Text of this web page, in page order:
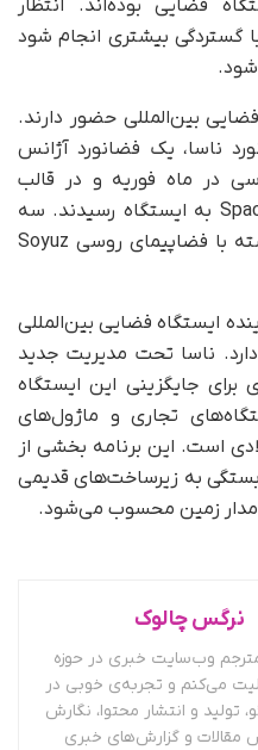
فضایی بوده‌اند. انتظار
گستردگی بیشتری انجام شود
ایستگاه فضایی بین‌المللی حضور دارند.
ناسا، یک فضانورد آژانس
در ماه فوریه و در قالب
مأموریت بلندمدت SpaceX Crew-12 به ایستگاه رسیدند. سه
نفر دیگر نیز در نوامبر سال گذشته با فضاپیمای روسی Soyuz
ایستگاه فضایی بین‌المللی
دارد. ناسا تحت مدیریت جدید
برای جایگزینی این ایستگاه
تجاری و ماژول‌های
است. این برنامه بخشی از
به زیرساخت‌های قدیمی
زمین محسوب می‌شود.
نرگس چالوک
وب‌سایت خبری در حوزه
می‌کنم و تجربه‌ی خوبی در
تولید و انتشار محتوا، نگارش
مقالات و گزارش‌های خبری